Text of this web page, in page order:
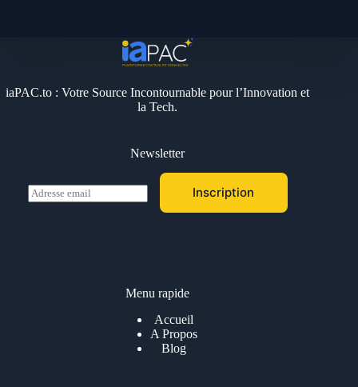
iaPAC.to : Votre Source Incontournable pour l’Innovation et
la Tech.
Newsletter
E
m
Inscription
Menu rapide
Accueil
A Propos
Blog